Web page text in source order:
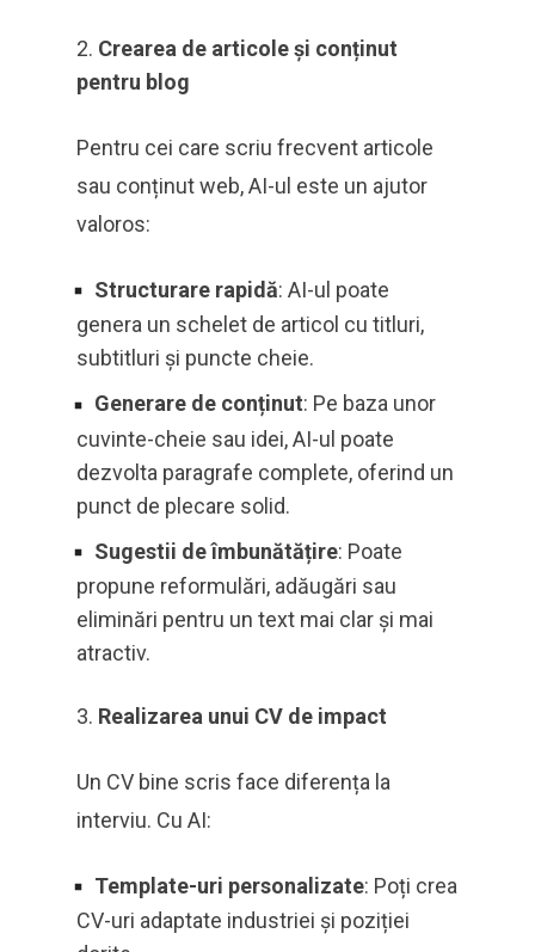
Crearea de articole și conținut
pentru blog
Pentru cei care scriu frecvent articole
sau conținut web, AI-ul este un ajutor
valoros:
Structurare rapidă: AI-ul poate
genera un schelet de articol cu titluri,
subtitluri și puncte cheie.
Generare de conținut: Pe baza unor
cuvinte-cheie sau idei, AI-ul poate
dezvolta paragrafe complete, oferind un
punct de plecare solid.
Sugestii de îmbunătățire: Poate
propune reformulări, adăugări sau
eliminări pentru un text mai clar și mai
atractiv.
Realizarea unui CV de impact
Un CV bine scris face diferența la
interviu. Cu AI:
Template-uri personalizate: Poți crea
CV-uri adaptate industriei și poziției